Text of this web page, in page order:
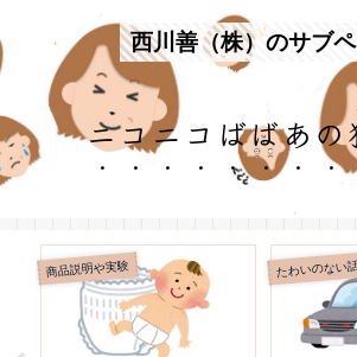
西川善（株）のサブ
ニコニコばばあ
商品説明や実験 たわいのない